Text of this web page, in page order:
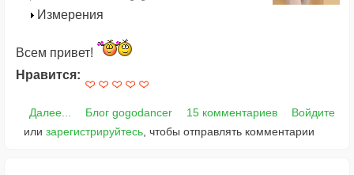
Измерения
Всем привет!
Нравится:
Далее... Блог gogodancer 15 комментариев
Войдите
или зарегистрируйтесь , чтобы отправлять комментарии